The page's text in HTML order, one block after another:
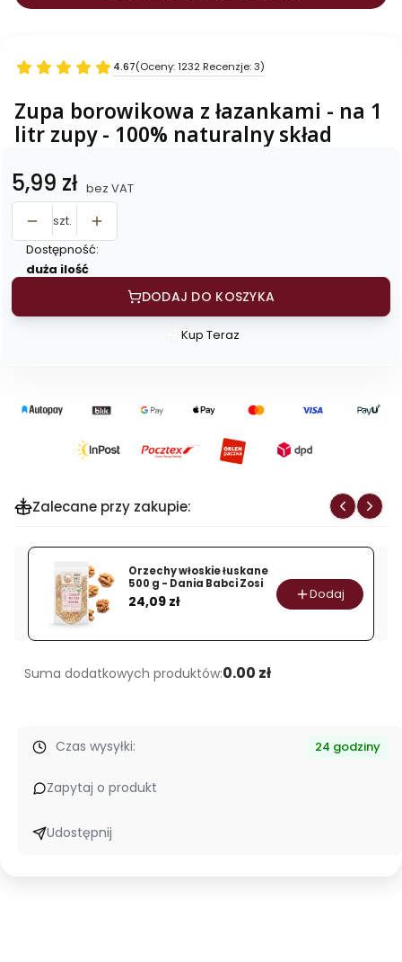
4.67(Oceny: 1232 Recenzje: 3)
Zupa borowikowa z łazankami - na 1
litr zupy - 100% naturalny skład
Cena
5,99 zł bez VAT
szt.
Dostępność:
duża ilość
DODAJ DO KOSZYKA
Szybki
produktu
borowikowa
litr
100%
naturalny
Kup Teraz
Zalecane przy zakupie:
Orzechy włoskie łuskane
500 g - Dania Babci Zosi
Cena
24,09 zł Dodaj
Suma dodatkowych produktów:0.00 zł
Czas wysyłki: 24 godziny
Zapytaj o produkt
Udostępnij